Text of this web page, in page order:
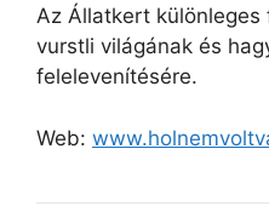
Az Állatkert
vurstli világának és
felelevenítésére.
Web: